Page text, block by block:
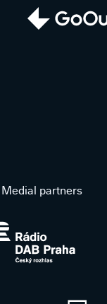
partners